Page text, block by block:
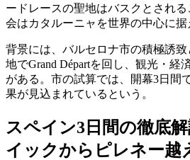
ードレースの聖地はバスクとされ
会はカタルーニャを世界の中心に据
背景には、バルセロナ市の積極誘
地でGrand Départを回し、観光・経
がある。市の試算では、開幕3日間
果が見込まれているという。
スペイン3日間の徹底
イックからピレネー越